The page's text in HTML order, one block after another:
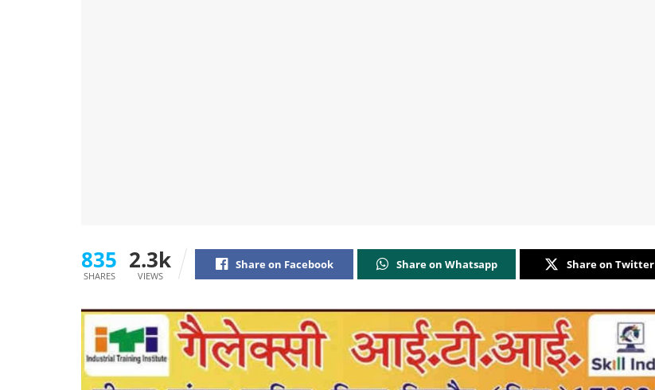
835
SHARES
2.3k
VIEWS
Share on Facebook Share on Whatsapp Share on Twitter